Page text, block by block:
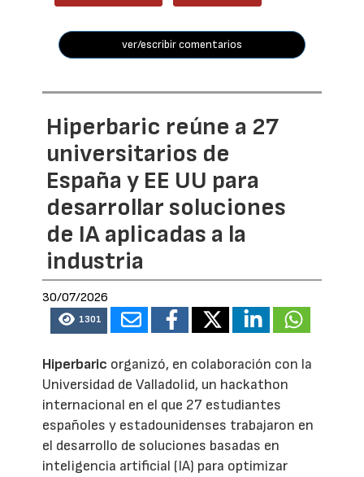
ver/escribir comentarios
Hiperbaric reúne a 27
universitarios de
España y EE UU para
desarrollar soluciones
de IA aplicadas a la
industria
30/07/2026
1301
Hiperbaric organizó, en colaboración con la
Universidad de Valladolid, un hackathon
internacional en el que 27 estudiantes
españoles y estadounidenses trabajaron en
el desarrollo de soluciones basadas en
inteligencia artificial (IA) para optimizar